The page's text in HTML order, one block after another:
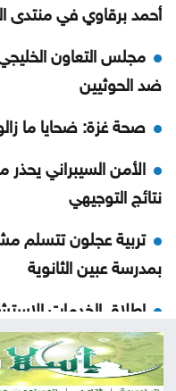
أحمد برقاوي في منتدى
مجلس التعاون
ضد الحوثيين
صحة غزة: ضحايا ما
الأمن السيبراني
نتائج التوجيهي
بمدرسة عبين الثانوية
إطلاق الخدمات
المياه
ارتفاع جديد بأسعار الذهب بمقدار 30